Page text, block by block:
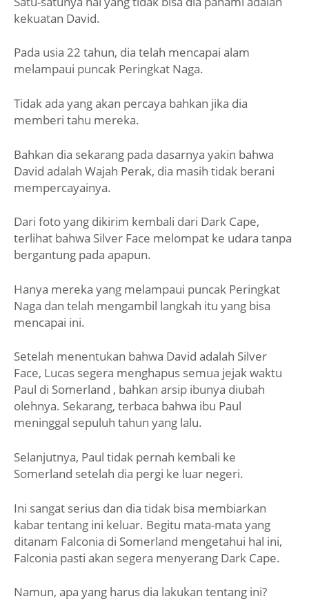
kekuatan David.
Pada usia 22 tahun, dia telah mencapai alam
melampaui puncak Peringkat Naga.
Tidak ada yang akan percaya bahkan jika dia
memberi tahu mereka.
Bahkan dia sekarang pada dasarnya yakin bahwa
David adalah Wajah Perak, dia masih tidak berani
mempercayainya.
Dari foto yang dikirim kembali dari Dark Cape,
terlihat bahwa Silver Face melompat ke udara tanpa
bergantung pada apapun.
Hanya mereka yang melampaui puncak Peringkat
Naga dan telah mengambil langkah itu yang bisa
mencapai ini.
Setelah menentukan bahwa David adalah Silver
Face, Lucas segera menghapus semua jejak waktu
Paul di Somerland , bahkan arsip ibunya diubah
olehnya. Sekarang, terbaca bahwa ibu Paul
meninggal sepuluh tahun yang lalu.
Selanjutnya, Paul tidak pernah kembali ke
Somerland setelah dia pergi ke luar negeri.
Ini sangat serius dan dia tidak bisa membiarkan
kabar tentang ini keluar. Begitu mata-mata yang
ditanam Falconia di Somerland mengetahui hal ini,
Falconia pasti akan segera menyerang Dark Cape.
Namun, apa yang harus dia lakukan tentang ini?